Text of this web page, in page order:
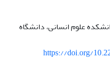
علوم انسانی، دانشگاه
https://doi.org/